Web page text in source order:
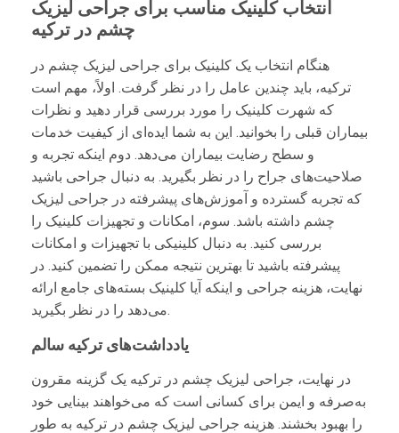
انتخاب کلینیک مناسب برای جراحی لیزیک
چشم در ترکیه
هنگام انتخاب یک کلینیک برای جراحی لیزیک چشم در
ترکیه، باید چندین عامل را در نظر گرفت. اولاً، مهم است
که شهرت کلینیک را مورد بررسی قرار دهید و نظرات
بیماران قبلی را بخوانید. این به شما ایده‌ای از کیفیت خدمات
و سطح رضایت بیماران می‌دهد. دوم اینکه تجربه و
صلاحیت‌های جراح را در نظر بگیرید. به دنبال جراحی باشید
که تجربه گسترده و آموزش‌های پیشرفته در جراحی لیزیک
چشم داشته باشد. سوم، امکانات و تجهیزات کلینیک را
بررسی کنید. به دنبال کلینیکی با تجهیزات و امکانات
پیشرفته باشید تا بهترین نتیجه ممکن را تضمین کنید. در
نهایت، هزینه جراحی و اینکه آیا کلینیک بسته‌های جامع ارائه
می‌دهد را در نظر بگیرید.
یادداشت‌های ترکیه سالم
در نهایت، جراحی لیزیک چشم در ترکیه یک گزینه مقرون
به‌صرفه و ایمن برای کسانی است که می‌خواهند بینایی خود
را بهبود بخشند. هزینه جراحی لیزیک چشم در ترکیه به طور